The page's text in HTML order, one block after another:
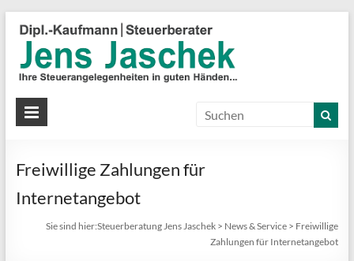
Freiwillige Zahlungen für
Internetangebot
Sie sind hier:Steuerberatung Jens Jaschek > News & Service > Freiwillige
Zahlungen für Internetangebot